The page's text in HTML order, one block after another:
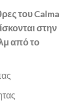
του Calma
στην
από το